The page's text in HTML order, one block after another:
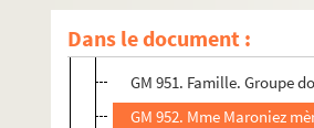
Dans le document :
GM 949. Montigny en
GM 950. Famille. Groupe
GM 951. Famille. Groupe
GM 952. Mme Maroniez